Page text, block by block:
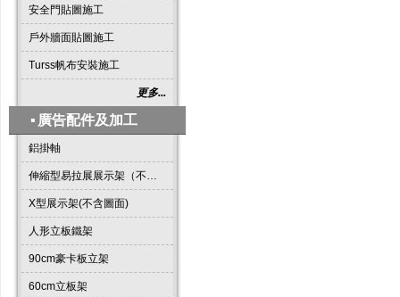
安全門貼圖施工
戶外牆面貼圖施工
Turss帆布安裝施工
更多...
▪ 廣告配件及加工
鋁掛軸
伸縮型易拉展展示架（不含圖面）
X型展示架(不含圖面)
人形立板鐵架
90cm豪卡板立架
60cm立板架